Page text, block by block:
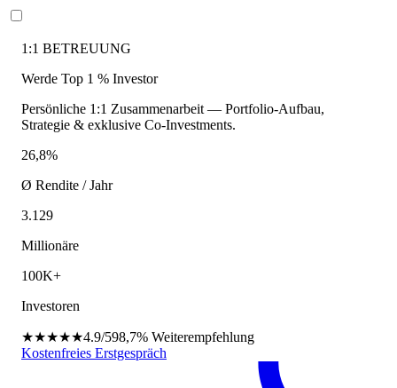
1:1 BETREUUNG
Werde Top 1 % Investor
Persönliche 1:1 Zusammenarbeit — Portfolio-Aufbau,
Strategie & exklusive Co-Investments.
26,8%
Ø Rendite / Jahr
3.129
Millionäre
100K+
Investoren
★★★★★4.9/598,7% Weiterempfehlung
Kostenfreies Erstgespräch